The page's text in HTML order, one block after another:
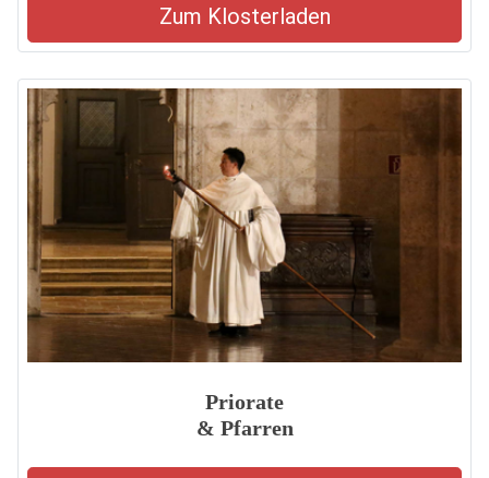
Zum Klosterladen
Priorate
& Pfarren